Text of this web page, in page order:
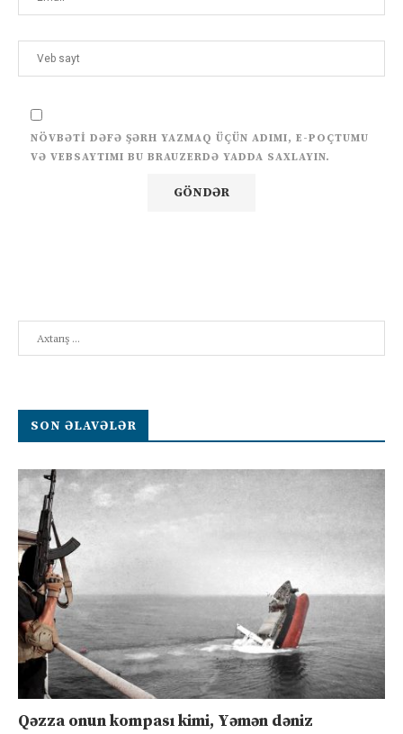
NÖVBƏTI DƏFƏ ŞƏRH YAZMAQ ÜÇÜN ADIMI, E-POÇTUMU
VƏ VEBSAYTIMI BU BRAUZERDƏ YADDA SAXLAYIN.
SON ƏLAVƏLƏR
Qəzza onun kompası kimi, Yəmən dəniz